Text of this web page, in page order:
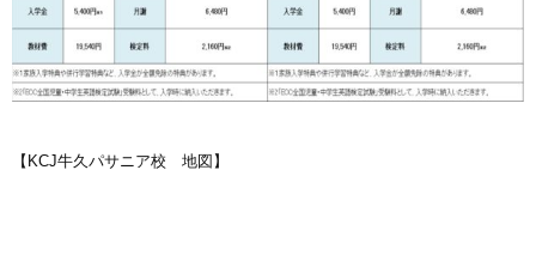
【KCJ牛久パサニア校 地図】